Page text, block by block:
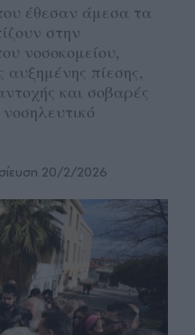
έθεσαν άμεσα τα
στην
νοσοκομείου,
πίεσης,
και σοβαρές
20/2/2026